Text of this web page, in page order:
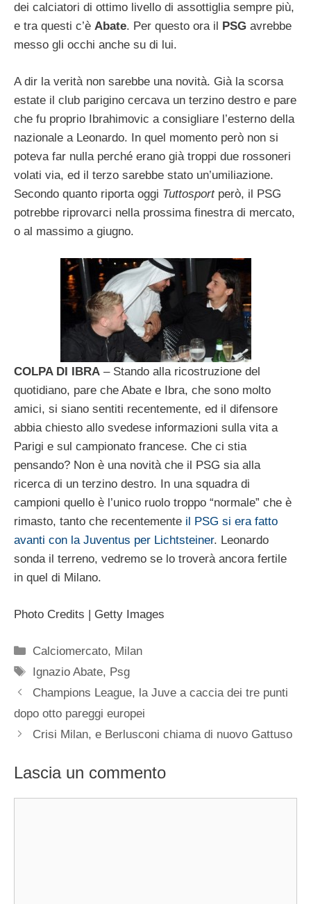
dei calciatori di ottimo livello di assottiglia sempre più,
e tra questi c’è Abate. Per questo ora il PSG avrebbe
messo gli occhi anche su di lui.
A dir la verità non sarebbe una novità. Già la scorsa
estate il club parigino cercava un terzino destro e pare
che fu proprio Ibrahimovic a consigliare l’esterno della
nazionale a Leonardo. In quel momento però non si
poteva far nulla perché erano già troppi due rossoneri
volati via, ed il terzo sarebbe stato un’umiliazione.
Secondo quanto riporta oggi Tuttosportperò, il PSG
potrebbe riprovarci nella prossima finestra di mercato,
o al massimo a giugno.
COLPA DI IBRA – Stando alla ricostruzione del
quotidiano, pare che Abate e Ibra, che sono molto
amici, si siano sentiti recentemente, ed il difensore
abbia chiesto allo svedese informazioni sulla vita a
Parigi e sul campionato francese. Che ci stia
pensando? Non è una novità che il PSG sia alla
ricerca di un terzino destro. In una squadra di
campioni quello è l’unico ruolo troppo “normale” che è
rimasto, tanto che recentemente il PSG si era fatto
avanti con la Juventus per Lichtsteiner. Leonardo
sonda il terreno, vedremo se lo troverà ancora fertile
in quel di Milano.
Photo Credits | Getty Images
Categorie
Calciomercato, Milan
Tag
Ignazio Abate, Psg
Champions League, la Juve a caccia dei tre punti
dopo otto pareggi europei
Crisi Milan, e Berlusconi chiama di nuovo Gattuso
Lascia un commento